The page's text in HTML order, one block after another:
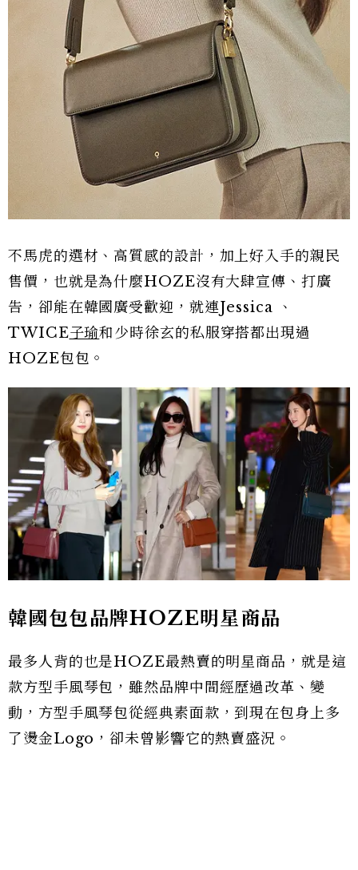
不馬虎的選材、高質感的設計，加上好入手的親民
售價，也就是為什麼HOZE沒有大肆宣傳、打廣
告，卻能在韓國廣受歡迎，就連Jessica 、
TWICE子瑜和少時徐玄的私服穿搭都出現過
HOZE包包。
韓國包包品牌HOZE明星商品
最多人背的也是HOZE最熱賣的明星商品，就是這
款方型手風琴包，雖然品牌中間經歷過改革、變
動，方型手風琴包從經典素面款，到現在包身上多
了燙金Logo，卻未曾影響它的熱賣盛況。